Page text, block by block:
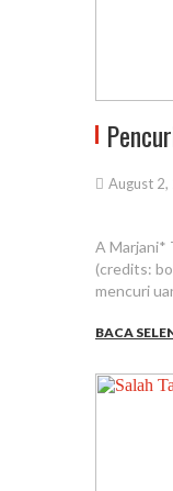
August 2,
A Marjani*
(credits:
mencuri
BACA